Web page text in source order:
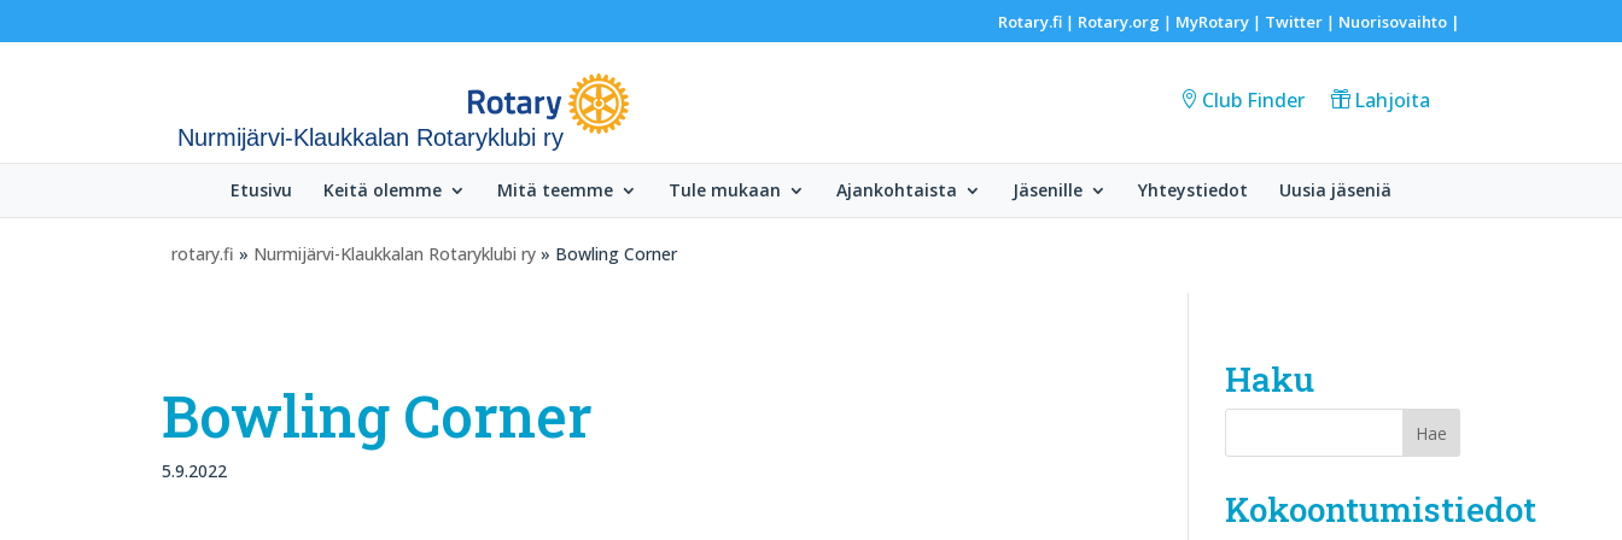
Rotary.fi| Rotary.org | MyRotary| Twitter| Nuorisovaihto|
Nurmijärvi-Klaukkalan Rotaryklubi ry
Club Finder Lahjoita
Etusivu Keitä olemme Mitä teemme Tule mukaan Ajankohtaista Jäsenille Yhteystiedot Uusia jäseniä
rotary.fi » Nurmijärvi-Klaukkalan Rotaryklubi ry » Bowling Corner
Bowling Corner
5.9.2022
Haku
Kokoontumistiedot